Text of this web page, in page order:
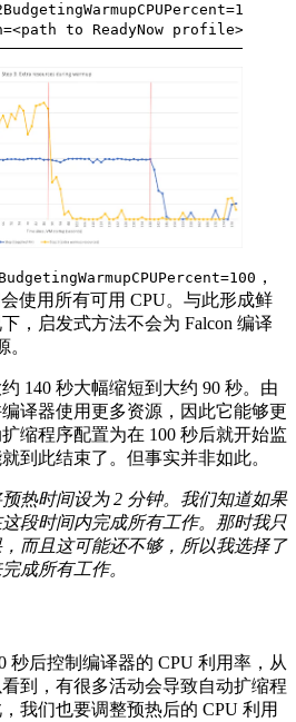
to ReadyNow profile>
，
使用所有可用 CPU。与此形成鲜
，启发式方法不会为 Falcon 编译
140 秒大幅缩短到大约 90 秒。由
译器使用更多资源，因此它能够更
缩程序配置为在 100 秒后就开始监
到此结束了。但事实并非如此。
热时间设为2 分钟。我们知道如果
段时间内完成所有工作。那时我只
而且这可能还不够，所以我选择了
成所有工作。
秒后控制编译器的 CPU 利用率，从
到，有很多活动会导致自动扩缩程
我们也要调整预热后的 CPU 利用